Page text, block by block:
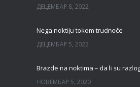
ДЕЦЕМБАР 8, 2022
Nega noktiju tokom trudnoče
ДЕЦЕМБАР 5, 2022
Brazde na noktima – da li su
НОВЕМБАР 5, 2020